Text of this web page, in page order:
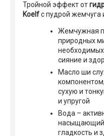
Тройной эффект от
Koelfс пудрой жемчуга
Жемчужная
природных
сияние и
Масло ши
сухую и
и упругой
Вода –
насыщающий
гладкость и